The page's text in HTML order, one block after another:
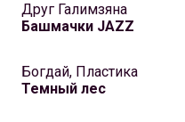
Друг Галимзяна
Башмачки JAZZ
Богдай, Пластика
Темный лес